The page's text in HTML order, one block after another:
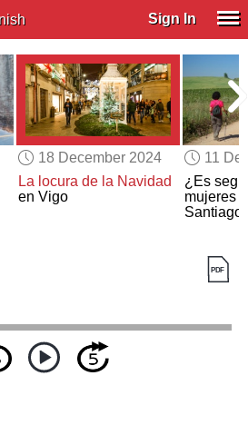
Sign In
18 December 2024
La locura de la Navidad
en Vigo
11
¿Es
mujeres